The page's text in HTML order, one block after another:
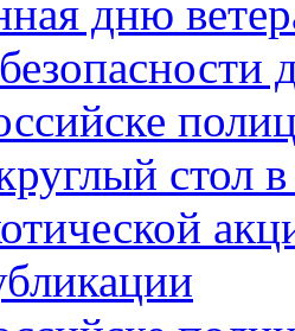
дню
стол